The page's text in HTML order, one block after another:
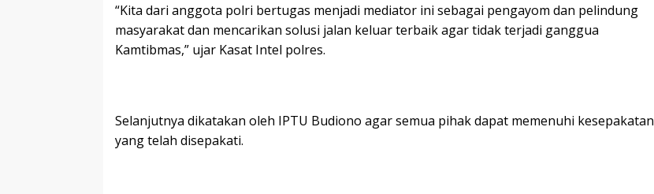
“Kita dari anggota polri bertugas menjadi mediator ini sebagai pengayom dan pelindung
masyarakat dan mencarikan solusi jalan keluar terbaik agar tidak terjadi ganggua
Kamtibmas,” ujar Kasat Intel polres.
Selanjutnya dikatakan oleh IPTU Budiono agar semua pihak dapat memenuhi kesepakatan
yang telah disepakati.